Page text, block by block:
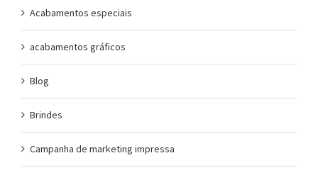
Acabamentos especiais
acabamentos gráficos
Blog
Brindes
Campanha de marketing impressa